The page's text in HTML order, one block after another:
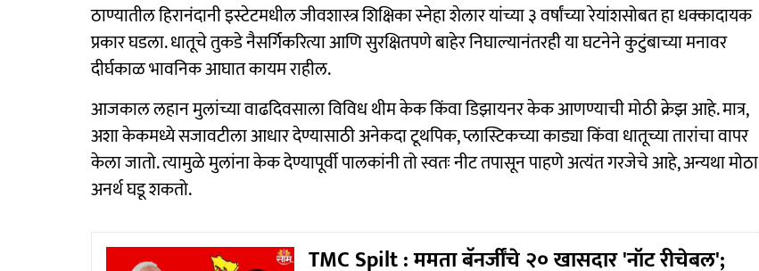
ठाण्यातील हिरानंदानी इस्टेटमधील जीवशास्त्र शिक्षिका स्नेहा शेलार यांच्या ३ वर्षांच्या रेयांशसोबत हा धक्कादायक
प्रकार घडला. धातूचे तुकडे नैसर्गिकरित्या आणि सुरक्षितपणे बाहेर निघाल्यानंतरही या घटनेने कुटुंबाच्या मनावर
दीर्घकाळ भावनिक आघात कायम राहील.
आजकाल लहान मुलांच्या वाढदिवसाला विविध थीम केक किंवा डिझायनर केक आणण्याची मोठी क्रेझ आहे. मात्र,
अशा केकमध्ये सजावटीला आधार देण्यासाठी अनेकदा टूथपिक, प्लास्टिकच्या काड्या किंवा धातूच्या तारांचा वापर
केला जातो. त्यामुळे मुलांना केक देण्यापूर्वी पालकांनी तो स्वतः नीट तपासून पाहणे अत्यंत गरजेचे आहे, अन्यथा मोठा
अनर्थ घडू शकतो.
TMC Spilt : ममता बॅनर्जींचे २० खासदार 'नॉट रीचेबल';